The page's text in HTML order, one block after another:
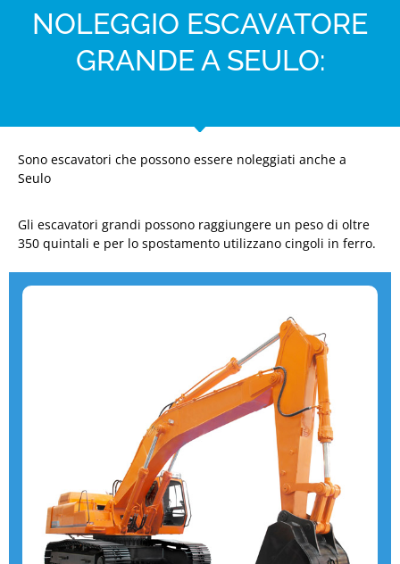
NOLEGGIO ESCAVATORE
GRANDE A SEULO:
Sono escavatori che possono essere noleggiati anche a
Seulo
Gli escavatori grandi possono raggiungere un peso di oltre
350 quintali e per lo spostamento utilizzano cingoli in ferro.